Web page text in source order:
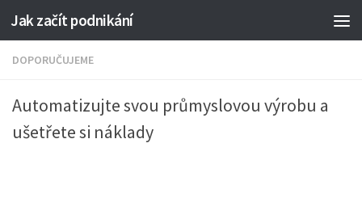
Jak začít podnikání
DOPORUČUJEME
Automatizujte svou průmyslovou výrobu a
ušetřete si náklady